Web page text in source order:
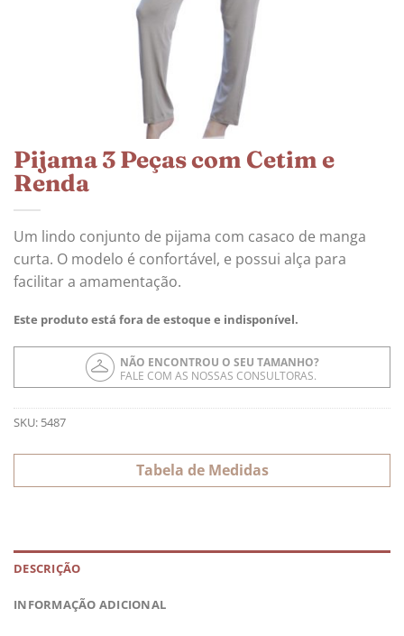
Pijama 3 Peças com Cetim e
Renda
Um lindo conjunto de pijama com casaco de manga
curta. O modelo é confortável, e possui alça para
facilitar a amamentação.
Este produto está fora de estoque e indisponível.
NÃO ENCONTROU O SEU TAMANHO?
FALE COM AS NOSSAS CONSULTORAS.
SKU: 5487
Tabela de Medidas
DESCRIÇÃO
INFORMAÇÃO ADICIONAL